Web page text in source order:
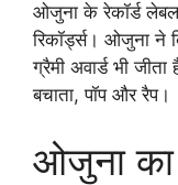
ओजुना के रेकॉर्ड लेबल
रिकॉर्ड्स। ओजुना ने
ग्रैमी अवार्ड भी
बचाता, पॉप और रैप।
ओजुना